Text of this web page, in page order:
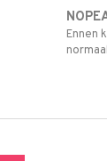
Ennen